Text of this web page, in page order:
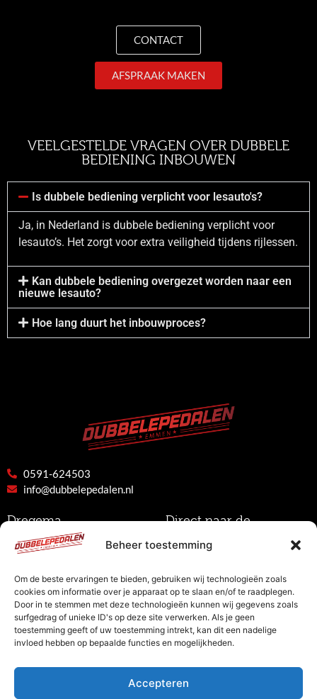
Beheer toestemming
Om de beste ervaringen te bieden, gebruiken wij technologieën zoals
cookies om informatie over je apparaat op te slaan en/of te raadplegen.
Door in te stemmen met deze technologieën kunnen wij gegevens zoals
surfgedrag of unieke ID's op deze site verwerken. Als je geen
toestemming geeft of uw toestemming intrekt, kan dit een nadelige
invloed hebben op bepaalde functies en mogelijkheden.
Accepteren
CONTACT
AFSPRAAK MAKEN
VEELGESTELDE VRAGEN OVER DUBBELE
BEDIENING INBOUWEN
Is dubbele bediening verplicht voor lesauto's?
Ja, in Nederland is dubbele bediening verplicht voor
lesauto’s. Het zorgt voor extra veiligheid tijdens rijlessen.
Kan dubbele bediening overgezet worden naar een
nieuwe lesauto?
Hoe lang duurt het inbouwproces?
0591-624503
info@dubbelepedalen.nl
Dregema
Nijbracht 110
7821 CE Emmen
Direct naar de
Home
Afspraak maken
Contact
Dubbele bedieningen in veel verschillende
voertuigen in te bouwen.